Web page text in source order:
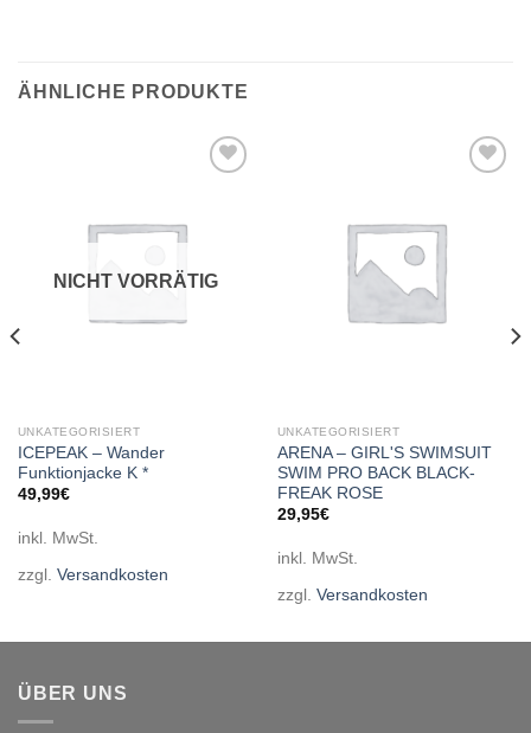
ÄHNLICHE PRODUKTE
NICHT VORRÄTIG
UNKATEGORISIERT
ICEPEAK – Wander
Funktionjacke K *
49,99€
inkl. MwSt.
zzgl. Versandkosten
UNKATEGORISIERT
ARENA – GIRL'S SWIMSUIT
SWIM PRO BACK BLACK-
FREAK ROSE
29,95€
inkl. MwSt.
zzgl. Versandkosten
ÜBER UNS